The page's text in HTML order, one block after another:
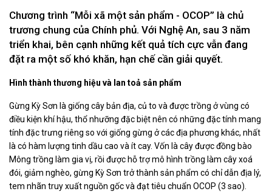
Chương trình “Mỗi xã một sản phẩm - OCOP” là chủ
trương chung của Chính phủ. Với Nghệ An, sau 3 năm
triển khai, bên cạnh những kết quả tích cực vẫn đang
đặt ra một số khó khăn, hạn chế cần giải quyết.
Hình thành thương hiệu và lan toả sản phẩm
Gừng Kỳ Sơn là giống cây bản địa, củ to và được trồng ở vùng có
điều kiện khí hậu, thổ nhưỡng đặc biệt nên có những đặc tính mang
tính đặc trưng riêng so với giống gừng ở các địa phương khác, nhất
là có hàm lượng tinh dầu cao và ít cay. Vốn là cây được đồng bào
Mông trồng làm gia vị, rồi được hỗ trợ mô hình trồng làm cây xoá
đói, giảm nghèo, gừng Kỳ Sơn trở thành sản phẩm có chỉ dẫn địa lý,
tem nhãn truy xuất nguồn gốc và đạt tiêu chuẩn OCOP (3 sao).